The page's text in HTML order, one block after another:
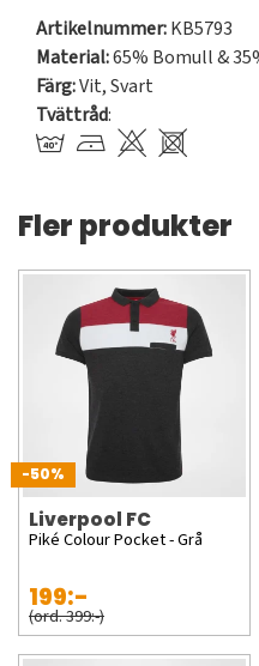
Artikelnummer:KB5793
Material:65% Bomull &
Färg:Vit,Svart
Tvättråd:
Fler produkter
-50%
Liverpool FC
Piké Colour Pocket - Grå
199:-
(ord. 399:-)